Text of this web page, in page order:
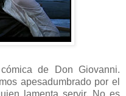
de Don Giovanni.
apesadumbrado por el